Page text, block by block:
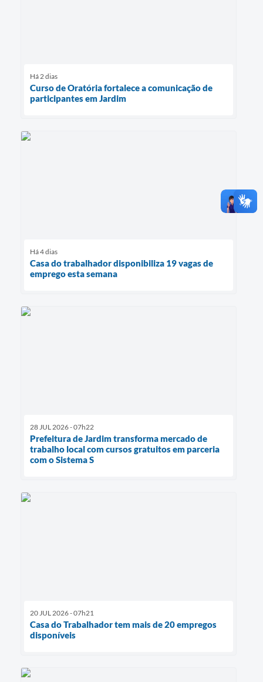
Há 2 dias
Curso de Oratória fortalece a comunicação de
participantes em Jardim
Há 4 dias
Casa do trabalhador disponibiliza 19 vagas de
emprego esta semana
28 JUL 2026 - 07h22
Prefeitura de Jardim transforma mercado de
trabalho local com cursos gratuitos em parceria
com o Sistema S
20 JUL 2026 - 07h21
Casa do Trabalhador tem mais de 20 empregos
disponíveis